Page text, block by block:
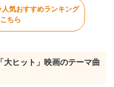
気おすすめランキング
ちら
大ヒット」映画のテーマ曲